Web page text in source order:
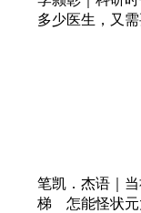
多少医生，又
笔凯．杰语｜
梯 怎能怪状元